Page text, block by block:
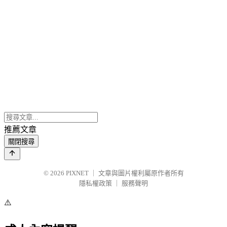
推薦文章
關閉搜尋
© 2026 PIXNET
文章與圖片權利屬原作者所有
隱私權政策
服務聲明
⚠️